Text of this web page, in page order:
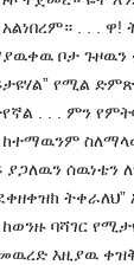
. . . ዋ!
ቦታ ጉዞዉን
የሚል
. . . ምን
ከተማዉንም
ሰዉነቴን
ባሻገር
እዚያዉ